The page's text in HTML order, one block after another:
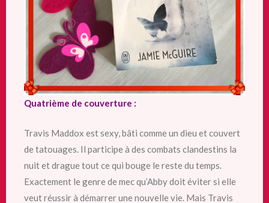
Quatrième de couverture :
Travis Maddox est sexy, bâti comme un dieu et couvert
de tatouages. Il participe à des combats clandestins la
nuit et drague tout ce qui bouge le reste du temps.
Exactement le genre de mec qu’Abby doit éviter si elle
veut réussir à démarrer une nouvelle vie. Mais Travis